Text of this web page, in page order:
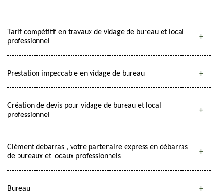
Tarif compétitif en travaux de vidage de bureau et local
professionnel
Prestation impeccable en vidage de bureau
Création de devis pour vidage de bureau et local
professionnel
Clément debarras , votre partenaire express en débarras
de bureaux et locaux professionnels
Bureau